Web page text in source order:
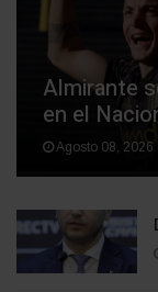
Almirante
en el
Agosto 08, 2026